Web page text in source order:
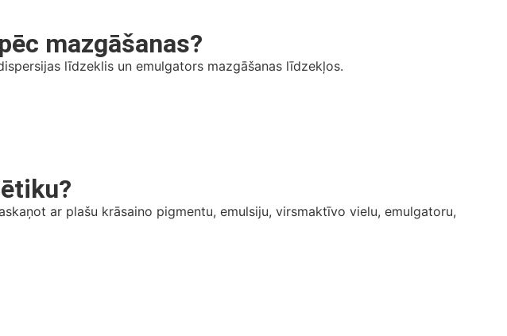
mazgāšanas?
līdzeklis un emulgators mazgāšanas līdzekļos.
ar plašu krāsaino pigmentu, emulsiju, virsmaktīvo vielu, emulgatoru,